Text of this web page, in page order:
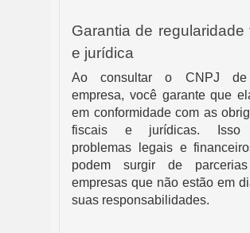
Garantia de regularidade
e jurídica
Ao consultar o CNPJ de
empresa, você garante que
em conformidade com as
fiscais e jurídicas. Isso
problemas legais e
podem surgir de
empresas que não estão em
suas responsabilidades.